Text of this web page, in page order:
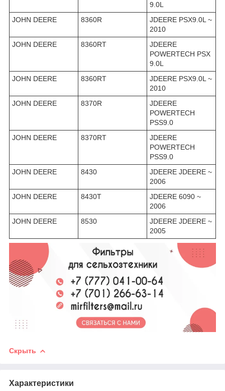
9.0L
JOHN DEERE
8360R
JDEERE PSX9.0L ~
2010
JOHN DEERE
8360RT
JDEERE
POWERTECH PSX
9.0L
JOHN DEERE
8360RT
JDEERE PSX9.0L ~
2010
JOHN DEERE
8370R
JDEERE
POWERTECH
PSS9.0
JOHN DEERE
8370RT
JDEERE
POWERTECH
PSS9.0
JOHN DEERE
8430
JDEERE JDEERE ~
2006
JOHN DEERE
8430T
JDEERE 6090 ~
2006
JOHN DEERE
8530
JDEERE JDEERE ~
2005
Скрыть
Характеристики